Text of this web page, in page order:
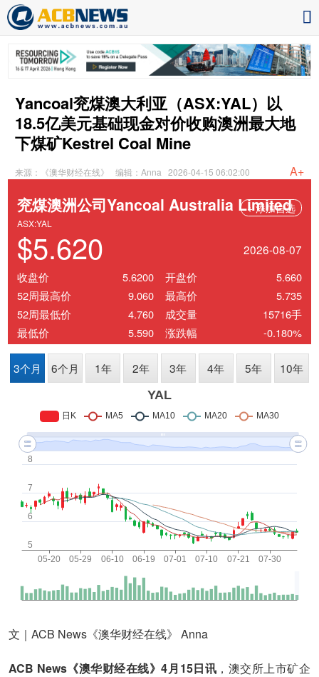
Yancoal兖煤澳大利亚（ASX:YAL）以
18.5亿美元基础现金对价收购澳洲最大地
下煤矿Kestrel Coal Mine
来源：《澳华财经在线》 编辑：Anna 2026-04-15 06:02:00 A+
文｜ACB News《澳华财经在线》 Anna
ACB News《澳华财经在线》4月15日讯 ，澳交所上市矿企